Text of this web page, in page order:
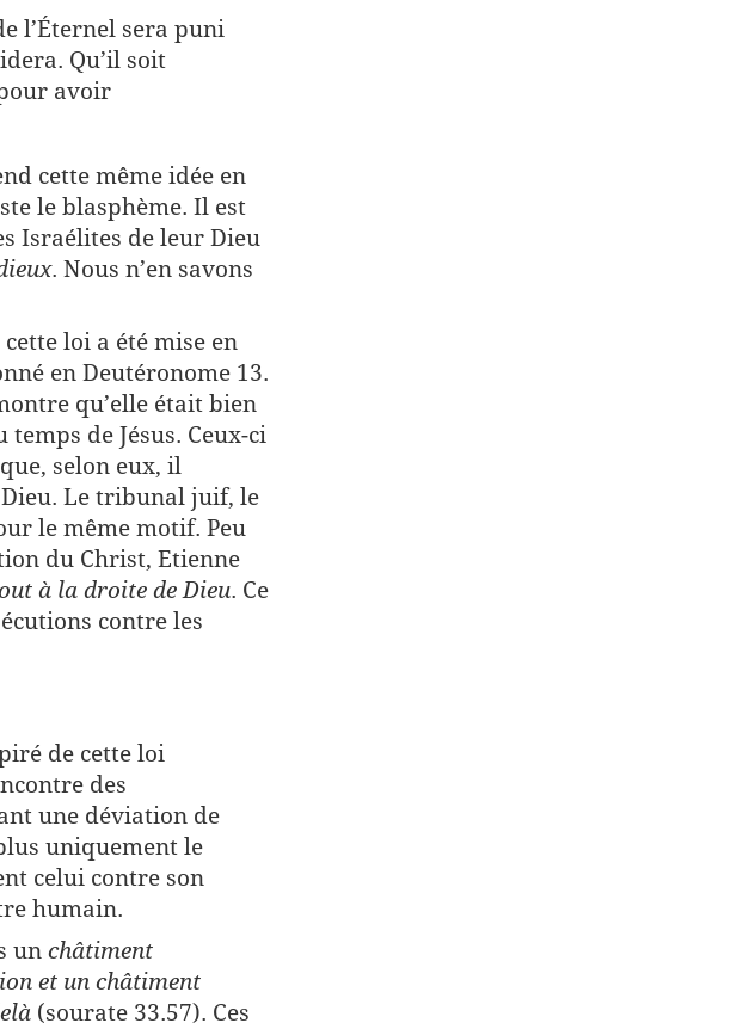
l’Éternel sera puni
Qu’il soit
avoir
cette même idée en
le blasphème. Il est
Israélites de leur Dieu
. Nous n’en savons
loi a été mise en
en Deutéronome 13.
qu’elle était bien
de Jésus. Ceux-ci
selon eux, il
Le tribunal juif, le
le même motif. Peu
du Christ, Etienne
à la droite de Dieu. Ce
contre les
de cette loi
des
une déviation de
uniquement le
celui contre son
humain.
un châtiment
et un châtiment
(sourate 33.57). Ces